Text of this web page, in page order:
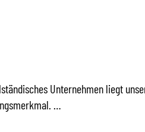
Unternehmen liegt
…